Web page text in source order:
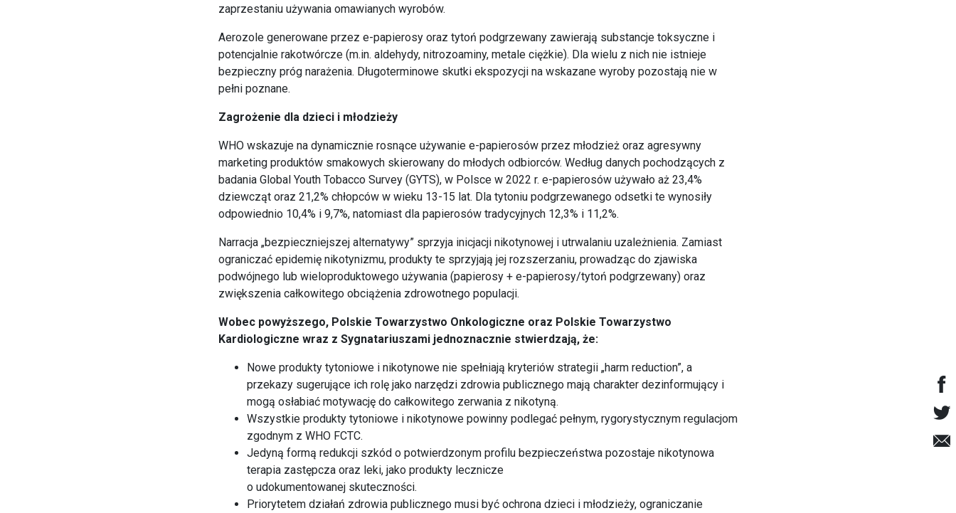
zaprzestaniu używania omawianych wyrobów.
Aerozole generowane przez e-papierosy oraz tytoń podgrzewany zawierają substancje toksyczne i
potencjalnie rakotwórcze (m.in. aldehydy, nitrozoaminy, metale ciężkie). Dla wielu z nich nie istnieje
bezpieczny próg narażenia. Długoterminowe skutki ekspozycji na wskazane wyroby pozostają nie w
pełni poznane.
Zagrożenie dla dzieci i młodzieży
WHO wskazuje na dynamicznie rosnące używanie e-papierosów przez młodzież oraz agresywny
marketing produktów smakowych skierowany do młodych odbiorców. Według danych pochodzących z
badania Global Youth Tobacco Survey (GYTS), w Polsce w 2022 r. e-papierosów używało aż 23,4%
dziewcząt oraz 21,2% chłopców w wieku 13-15 lat. Dla tytoniu podgrzewanego odsetki te wynosiły
odpowiednio 10,4% i 9,7%, natomiast dla papierosów tradycyjnych 12,3% i 11,2%.
Narracja „bezpieczniejszej alternatywy” sprzyja inicjacji nikotynowej i utrwalaniu uzależnienia. Zamiast
ograniczać epidemię nikotynizmu, produkty te sprzyjają jej rozszerzaniu, prowadząc do zjawiska
podwójnego lub wieloproduktowego używania (papierosy + e-papierosy/tytoń podgrzewany) oraz
zwiększenia całkowitego obciążenia zdrowotnego populacji.
Wobec powyższego, Polskie Towarzystwo Onkologiczne oraz Polskie Towarzystwo
Kardiologiczne wraz z Sygnatariuszami jednoznacznie stwierdzają, że:
Nowe produkty tytoniowe i nikotynowe nie spełniają kryteriów strategii „harm reduction”, a
przekazy sugerujące ich rolę jako narzędzi zdrowia publicznego mają charakter dezinformujący i
mogą osłabiać motywację do całkowitego zerwania z nikotyną.
Wszystkie produkty tytoniowe i nikotynowe powinny podlegać pełnym, rygorystycznym regulacjom
zgodnym z WHO FCTC.
Jedyną formą redukcji szkód o potwierdzonym profilu bezpieczeństwa pozostaje nikotynowa
terapia zastępcza oraz leki, jako produkty lecznicze
o udokumentowanej skuteczności.
Priorytetem działań zdrowia publicznego musi być ochrona dzieci i młodzieży, ograniczanie